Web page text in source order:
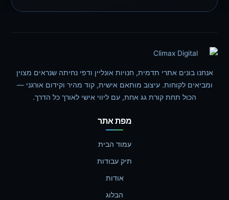
אנחנו בונים אתרי תדמית, חנויות אונליין ודפי נחיתה שנראים מצוין
ומביאים לקוחות. עיצוב מותאם אישית, קוד מהיר וקידום אורגני —
הכול תחת קורת גג אחת, עם ליווי אישי לאורך כל הדרך.
מפת אתר
עמוד הבית
תיק עבודות
אודות
הבלוג